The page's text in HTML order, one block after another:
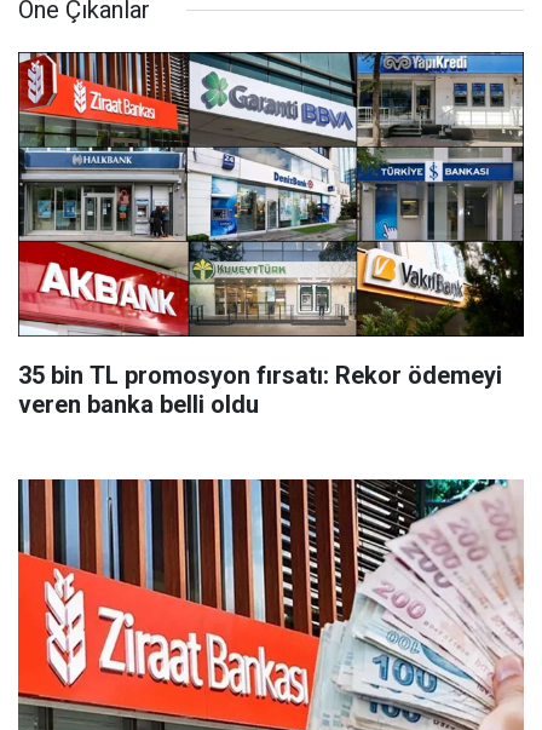
Öne Çıkanlar
35 bin TL promosyon fırsatı: Rekor ödemeyi
veren banka belli oldu